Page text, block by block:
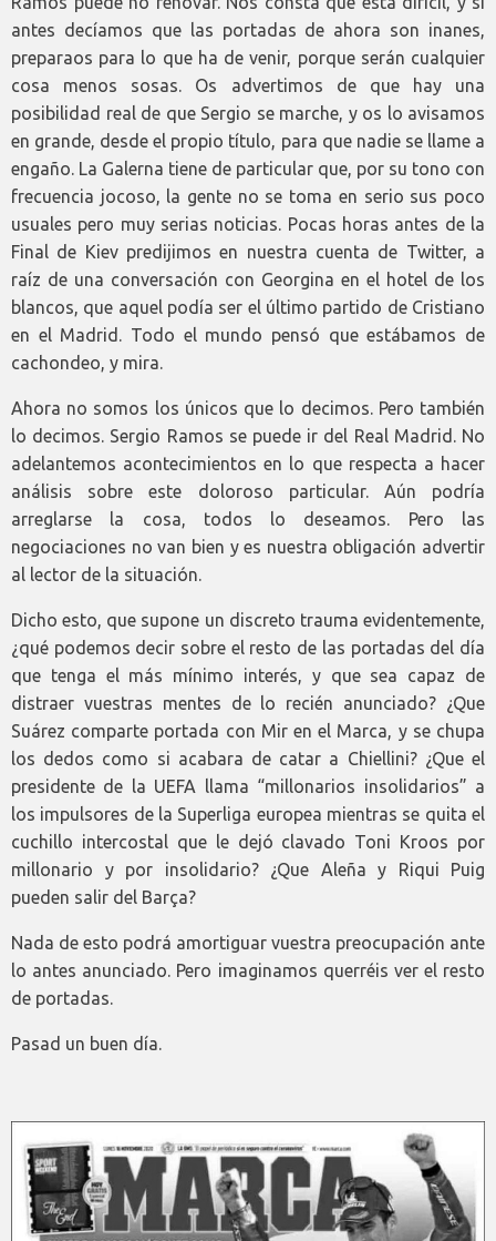
antes decíamos que las portadas de ahora son inanes,
preparaos para lo que ha de venir, porque serán cualquier
cosa menos sosas. Os advertimos de que hay una
posibilidad real de que Sergio se marche, y os lo avisamos
en grande, desde el propio título, para que nadie se llame a
engaño. La Galerna tiene de particular que, por su tono con
frecuencia jocoso, la gente no se toma en serio sus poco
usuales pero muy serias noticias. Pocas horas antes de la
Final de Kiev predijimos en nuestra cuenta de Twitter, a
raíz de una conversación con Georgina en el hotel de los
blancos, que aquel podía ser el último partido de Cristiano
en el Madrid. Todo el mundo pensó que estábamos de
cachondeo, y mira.
Ahora no somos los únicos que lo decimos. Pero también
lo decimos. Sergio Ramos se puede ir del Real Madrid. No
adelantemos acontecimientos en lo que respecta a hacer
análisis sobre este doloroso particular. Aún podría
arreglarse la cosa, todos lo deseamos. Pero las
negociaciones no van bien y es nuestra obligación advertir
al lector de la situación.
Dicho esto, que supone un discreto trauma evidentemente,
¿qué podemos decir sobre el resto de las portadas del día
que tenga el más mínimo interés, y que sea capaz de
distraer vuestras mentes de lo recién anunciado? ¿Que
Suárez comparte portada con Mir en el Marca, y se chupa
los dedos como si acabara de catar a Chiellini? ¿Que el
presidente de la UEFA llama “millonarios insolidarios” a
los impulsores de la Superliga europea mientras se quita el
cuchillo intercostal que le dejó clavado Toni Kroos por
millonario y por insolidario? ¿Que Aleña y Riqui Puig
pueden salir del Barça?
Nada de esto podrá amortiguar vuestra preocupación ante
lo antes anunciado. Pero imaginamos querréis ver el resto
de portadas.
Pasad un buen día.